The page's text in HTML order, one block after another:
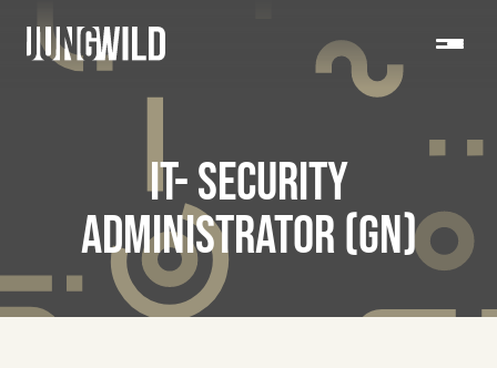
IT- SECURITY
ADMINISTRATOR (GN)